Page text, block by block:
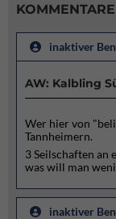
KOMMENTARE
inaktiver
AW: Kalbling
Wer hier von
Tannheimern.
3 Seilschaften an
was will man
inaktiver